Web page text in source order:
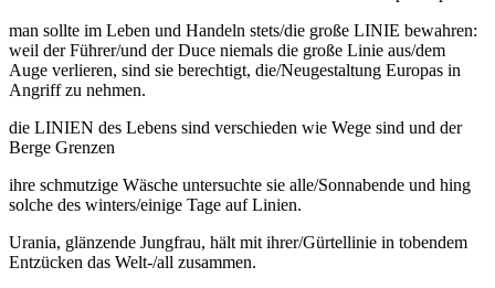
man sollte im Leben und Handeln stets/die große LINIE bewahren:
weil der Führer/und der Duce niemals die große Linie aus/dem
Auge verlieren, sind sie berechtigt, die/Neugestaltung Europas in
Angriff zu nehmen.
die LINIEN des Lebens sind verschieden wie Wege sind und der
Berge Grenzen
ihre schmutzige Wäsche untersuchte sie alle/Sonnabende und hing
solche des winters/einige Tage auf Linien.
Urania, glänzende Jungfrau, hält mit ihrer/Gürtellinie in tobendem
Entzücken das Welt-/all zusammen.